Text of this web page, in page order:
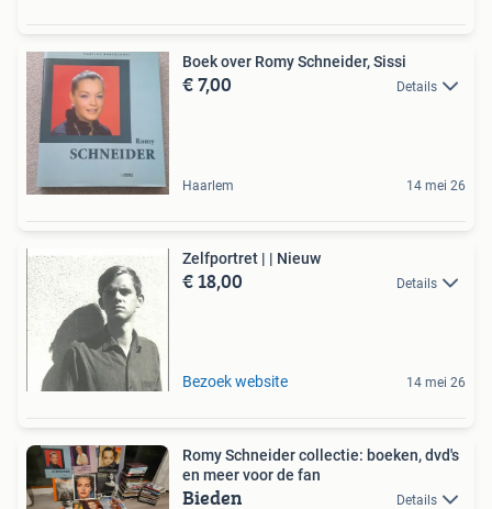
Boek over Romy Schneider, Sissi
€ 7,00 Details
Haarlem 14 mei 26
Zelfportret | | Nieuw
€ 18,00 Details
Bezoek website 14 mei 26
Romy Schneider collectie: boeken, dvd's
en meer voor de fan
Bieden Details